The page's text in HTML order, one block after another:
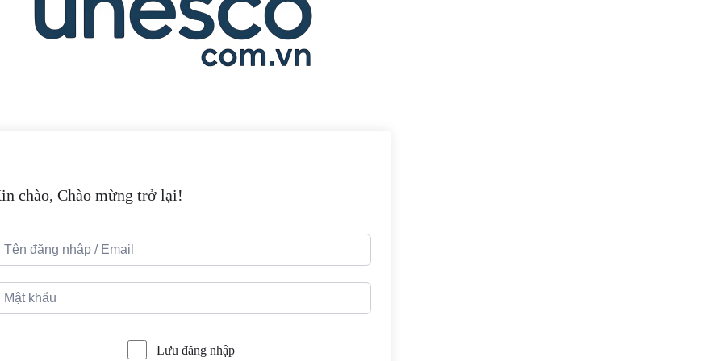
chào, Chào mừng trở lại!
Lưu đăng nhập